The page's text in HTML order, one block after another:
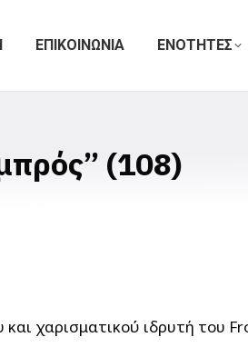
ΕΠΙΚΟΙΝΩΝΙΑ ΕΝΟΤΗΤΕΣ
(108)
χαρισματικού ιδρυτή